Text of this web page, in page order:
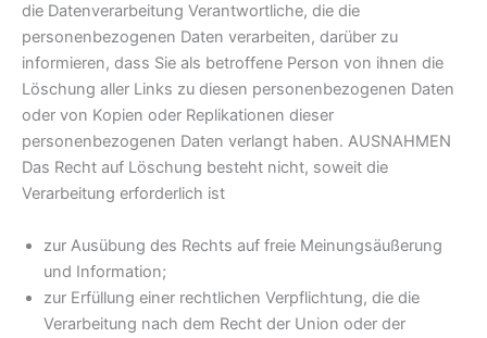
die Datenverarbeitung Verantwortliche, die die
personenbezogenen Daten verarbeiten, darüber zu
informieren, dass Sie als betroffene Person von ihnen die
Löschung aller Links zu diesen personenbezogenen Daten
oder von Kopien oder Replikationen dieser
personenbezogenen Daten verlangt haben. AUSNAHMEN
Das Recht auf Löschung besteht nicht, soweit die
Verarbeitung erforderlich ist
zur Ausübung des Rechts auf freie Meinungsäußerung
und Information;
zur Erfüllung einer rechtlichen Verpflichtung, die die
Verarbeitung nach dem Recht der Union oder der